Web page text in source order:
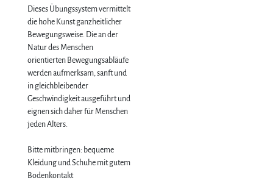
Dieses Übungssystem vermittelt
die hohe Kunst ganzheitlicher
Bewegungsweise. Die an der
Natur des Menschen
orientierten Bewegungsabläufe
werden aufmerksam, sanft und
in gleichbleibender
Geschwindigkeit ausgeführt und
eignen sich daher für Menschen
jeden Alters.
Bitte mitbringen: bequeme
Kleidung und Schuhe mit gutem
Bodenkontakt